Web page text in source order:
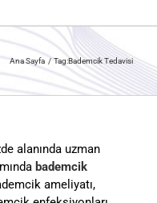
Ana Sayfa Tag:Bademcik Tedavisi
alanında uzman
bademcik
ameliyatı,